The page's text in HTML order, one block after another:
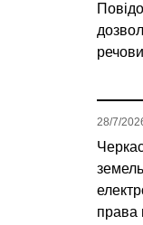
права
28/7/